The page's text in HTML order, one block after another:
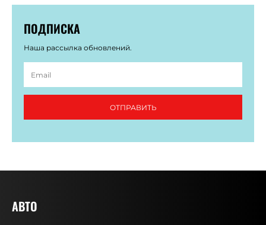
ПОДПИСКА
Наша рассылка обновлений.
ОТПРАВИТЬ
АВТО